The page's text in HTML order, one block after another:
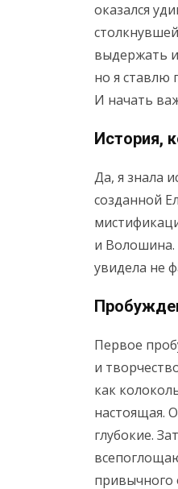
оказался
выдержать
но я ставлю
И начать
История,
Да, я знала
созданной
и Волошина.
увидела не
Первое
и
как
настоящая.
глубокие.
привычного